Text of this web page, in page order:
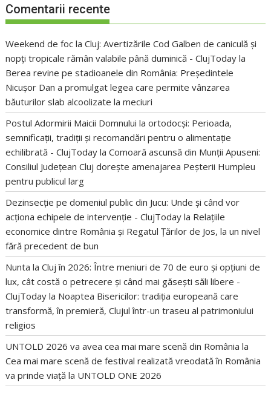
Comentarii recente
Weekend de foc la Cluj: Avertizările Cod Galben de caniculă și
nopți tropicale rămân valabile până duminică - ClujToday la
Berea revine pe stadioanele din România: Președintele
Nicușor Dan a promulgat legea care permite vânzarea
băuturilor slab alcoolizate la meciuri
Postul Adormirii Maicii Domnului la ortodocși: Perioada,
semnificații, tradiții și recomandări pentru o alimentație
echilibrată - ClujToday laComoară ascunsă din Munții Apuseni:
Consiliul Județean Cluj dorește amenajarea Peșterii Humpleu
pentru publicul larg
Dezinsecție pe domeniul public din Jucu: Unde și când vor
acționa echipele de intervenție - ClujToday la Relațiile
economice dintre România și Regatul Țărilor de Jos, la un nivel
fără precedent de bun
Nunta la Cluj în 2026: Între meniuri de 70 de euro și opțiuni de
lux, cât costă o petrecere și când mai găsești săli libere -
ClujToday la Noaptea Bisericilor: tradiția europeană care
transformă, în premieră, Clujul într-un traseu al patrimoniului
religios
UNTOLD 2026 va avea cea mai mare scenă din România la
Cea mai mare scenă de festival realizată vreodată în România
va prinde viață la UNTOLD ONE 2026